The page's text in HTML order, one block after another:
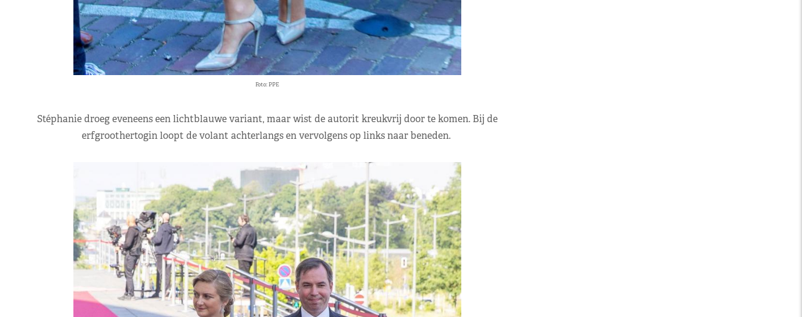
Foto: PPE
Stéphanie droeg eveneens een lichtblauwe variant, maar wist de autorit kreukvrij door te komen. Bij de
erfgroothertogin loopt de volant achterlangs en vervolgens op links naar beneden.